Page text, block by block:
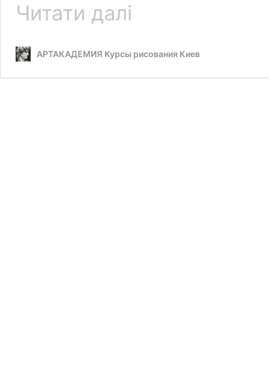
Читати далі
как
искусство?
АРТАКАДЕМИЯ Курсы рисования Киев